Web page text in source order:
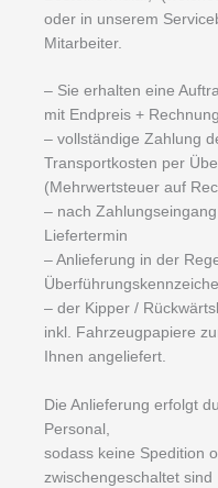
oder in unserem
Mitarbeiter.
– Sie erhalten eine
mit Endpreis + Rechnung
– vollständige Zahlung
Transportkosten per
(Mehrwertsteuer auf
– nach
Liefertermin
– Anlieferung in der
– der Kipper /
inkl. Fahrzeugpapiere
Ihnen angeliefert.
Die Anlieferung erfolgt
Personal,
sodass keine Spedition
zwischengeschaltet sind